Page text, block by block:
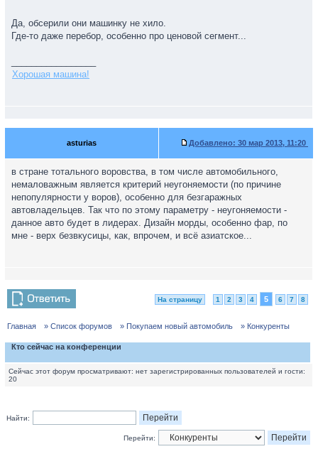
Да, обсерили они машинку не хило.
Где-то даже перебор, особенно про ценовой сегмент...
Хорошая машина!
asturias Добавлено: 30 мар 2013, 11:20
в стране тотального воровства, в том числе автомобильного,
немаловажным является критерий неугоняемости (по причине
непопулярности у воров), особенно для безгаражных
автовладельцев. Так что по этому параметру - неугоняемости -
данное авто будет в лидерах. Дизайн морды, особенно фар, по
мне - верх безвкусицы, как, впрочем, и всё азиатское...
На страницу 1 2 3 4 5 6 7 8
Главная » Список форумов » Покупаем новый автомобиль » Конкуренты
Кто сейчас на конференции
Сейчас этот форум просматривают: нет зарегистрированных пользователей и гости:
20
Найти:
Перейти: